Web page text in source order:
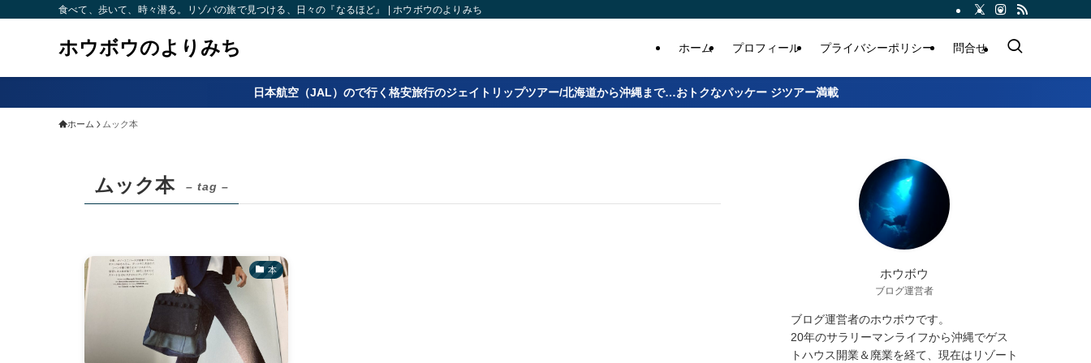
食べて、歩いて、時々潜る。リゾバの旅で見つける、日々の『なるほど』 | ホウボウのよりみち
ホウボウのよりみち ホーム プロフィール プライバシーポリシー 問合せ
日本航空（JAL）ので行く格安旅行のジェイトリップツアー/北海道から沖縄まで…おトクなパッケー ジツアー満載
ホーム ムック本
ムック本 – tag –
本 ホウボウ
ブログ運営者
ブログ運営者のホウボウです。
20年のサラリーマンライフから沖縄でゲス
トハウス開業＆廃業を経て、現在はリゾート